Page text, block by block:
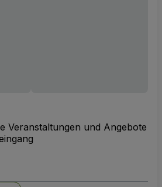
Veranstaltungen und Angebote